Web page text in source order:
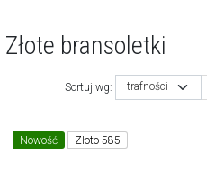
Złote bransoletki
Sortuj wg: trafności
Nowość Złoto 585